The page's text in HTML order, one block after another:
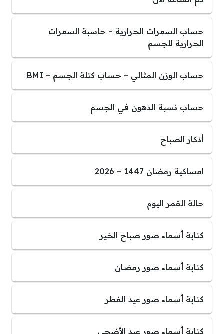
حساب السعرات الحرارية – حاسبة السعرات
الحرارية للجسم
حساب الوزن المثالي – حساب كتلة الجسم – BMI
حساب نسبة الدهون في الجسم
أذكار الصباح
امساكية رمضان 1447 – 2026
حالة القمر اليوم
كتابة أسماء صور صباح الخير
كتابة أسماء صور رمضان
كتابة أسماء صور عيد الفطر
كتابة أسماء صور عيد الأضحى